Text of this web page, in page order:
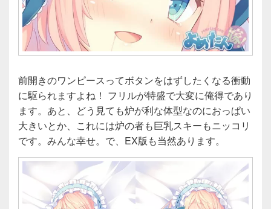
前開きのワンピースってボタンをはずしたくなる衝動
に駆られますよね！ フリルが特盛で大変に俺得であり
ます。あと、どう見ても炉が利な体型なのにおっぱい
大きいとか、これには炉の者も巨乳スキーもニッコリ
です。みんな幸せ。で、EX版も当然あります。